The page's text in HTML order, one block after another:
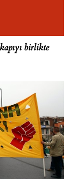
birlikte